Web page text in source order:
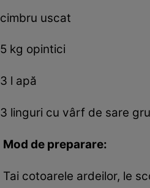
cimbru uscat
5 kg opintici
3 l apă
3 linguri cu vârf de sare
Mod de preparare:
Tai cotoarele ardeilor, le